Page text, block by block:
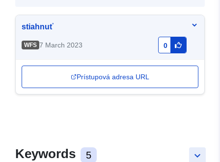
stiahnuť
WFS 7 March 2023 0
Prístupová adresa URL
keyboard_arrow_down
Keywords 5